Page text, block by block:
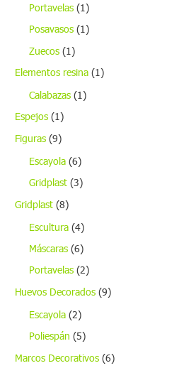
Portavelas (1)
Posavasos (1)
Zuecos (1)
Elementos resina (1)
Calabazas (1)
Espejos (1)
Figuras (9)
Escayola (6)
Gridplast (3)
Gridplast (8)
Escultura (4)
Máscaras (6)
Portavelas (2)
Huevos Decorados (9)
Escayola (2)
Poliespán (5)
Marcos Decorativos (6)